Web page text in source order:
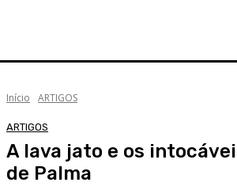
Início ARTIGOS
ARTIGOS
A lava jato e os
de Palma